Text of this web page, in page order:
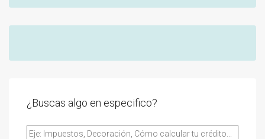
¿Buscas algo en especifico?